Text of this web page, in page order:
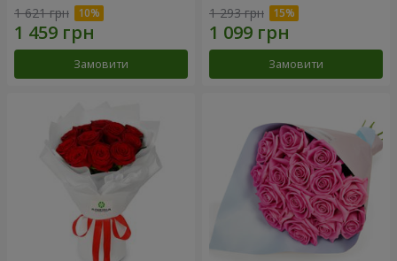
1 621 грн
Замовити
1 293 грн
Замовити